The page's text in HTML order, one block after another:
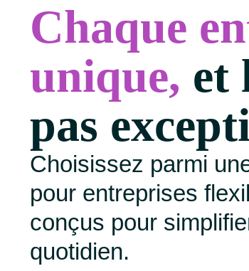
Chaque
unique, et
pas
Choisissez parmi
pour entreprises
conçus pour
quotidien.